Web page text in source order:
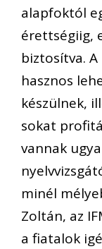
alapfoktól
érettségiig,
biztosítva.
hasznos
készülnek,
sokat
vannak
minél
Zoltán, az
a fiatalok